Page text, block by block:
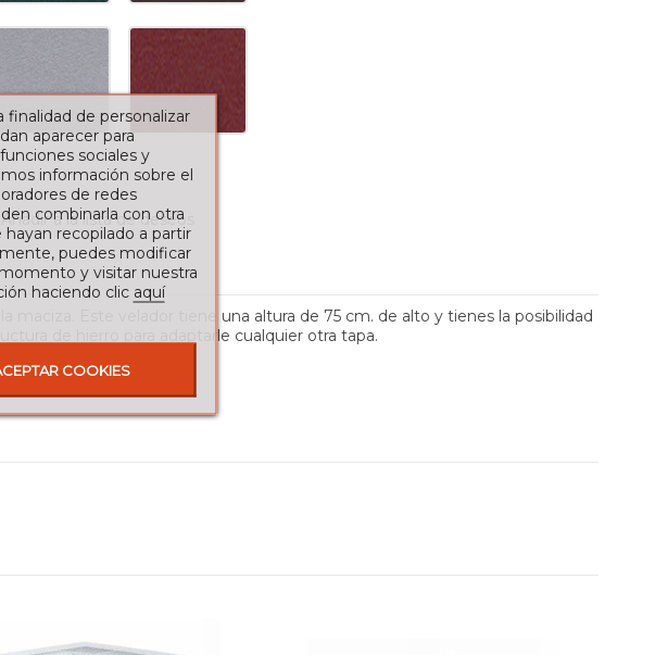
Añadir a la lista de deseos
Este velador tiene una altura de 75 cm. de alto y tienes la posibilidad
de hierro para adaptarle cualquier otra tapa.
finalidad de personalizar
aparecer para
sociales y
información sobre el
de redes
combinarla con otra
recopilado a partir
puedes modificar
y visitar nuestra
haciendo clic aquí
COOKIES